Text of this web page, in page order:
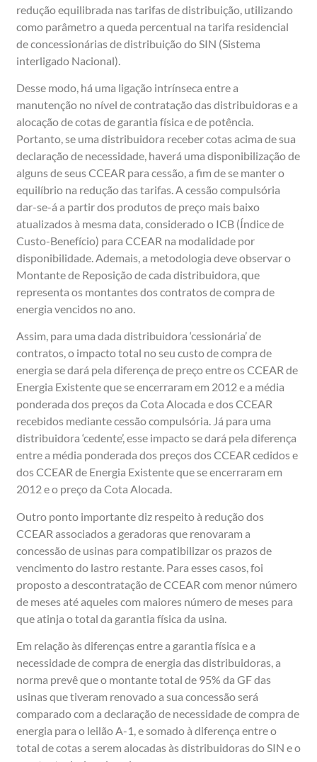
redução equilibrada nas tarifas de distribuição, utilizando
como parâmetro a queda percentual na tarifa residencial
de concessionárias de distribuição do SIN (Sistema
interligado Nacional).
Desse modo, há uma ligação intrínseca entre a
manutenção no nível de contratação das distribuidoras e a
alocação de cotas de garantia física e de potência.
Portanto, se uma distribuidora receber cotas acima de sua
declaração de necessidade, haverá uma disponibilização de
alguns de seus CCEAR para cessão, a fim de se manter o
equilíbrio na redução das tarifas. A cessão compulsória
dar-se-á a partir dos produtos de preço mais baixo
atualizados à mesma data, considerado o ICB (Índice de
Custo-Benefício) para CCEAR na modalidade por
disponibilidade. Ademais, a metodologia deve observar o
Montante de Reposição de cada distribuidora, que
representa os montantes dos contratos de compra de
energia vencidos no ano.
Assim, para uma dada distribuidora ‘cessionária’ de
contratos, o impacto total no seu custo de compra de
energia se dará pela diferença de preço entre os CCEAR de
Energia Existente que se encerraram em 2012 e a média
ponderada dos preços da Cota Alocada e dos CCEAR
recebidos mediante cessão compulsória. Já para uma
distribuidora ‘cedente’, esse impacto se dará pela diferença
entre a média ponderada dos preços dos CCEAR cedidos e
dos CCEAR de Energia Existente que se encerraram em
2012 e o preço da Cota Alocada.
Outro ponto importante diz respeito à redução dos
CCEAR associados a geradoras que renovaram a
concessão de usinas para compatibilizar os prazos de
vencimento do lastro restante. Para esses casos, foi
proposto a descontratação de CCEAR com menor número
de meses até aqueles com maiores número de meses para
que atinja o total da garantia física da usina.
Em relação às diferenças entre a garantia física e a
necessidade de compra de energia das distribuidoras, a
norma prevê que o montante total de 95% da GF das
usinas que tiveram renovado a sua concessão será
comparado com a declaração de necessidade de compra de
energia para o leilão A-1, e somado à diferença entre o
total de cotas a serem alocadas às distribuidoras do SIN e o